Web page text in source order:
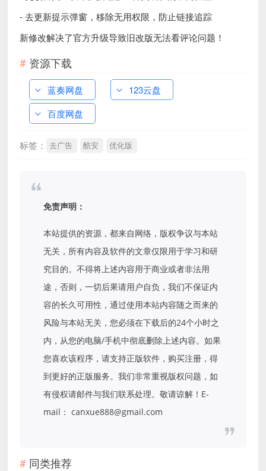
- 去更新提示弹窗，移除无用权限，防止链接追踪
新修改解决了官方升级导致旧改版无法看评论问题！
资源下载
蓝奏网盘
123云盘
百度网盘
标签： 去广告 酷安 优化版
免责声明：
本站提供的资源，都来自网络，版权争议与本站
无关，所有内容及软件的文章仅限用于学习和研
究目的。不得将上述内容用于商业或者非法用
途，否则，一切后果请用户自负，我们不保证内
容的长久可用性，通过使用本站内容随之而来的
风险与本站无关，您必须在下载后的24个小时之
内，从您的电脑/手机中彻底删除上述内容。如果
您喜欢该程序，请支持正版软件，购买注册，得
到更好的正版服务。我们非常重视版权问题，如
有侵权请邮件与我们联系处理。敬请谅解！E-
mail： canxue888@gmail.com
同类推荐